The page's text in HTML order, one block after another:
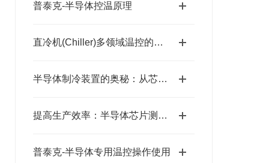
普泰克-半导体控温原理
直冷机(Chiller)多领域温控的核心设备
半导体制冷装置的奥秘：从芯片到散热的精密构造
提高生产效率：半导体芯片测试冷水机的关键作用
普泰克-半导体专用温控操作使用